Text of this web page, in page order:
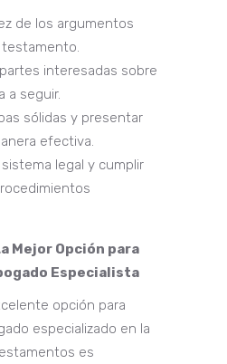
de los argumentos
testamento.
interesadas sobre
a seguir.
sólidas y presentar
efectiva.
legal y cumplir
Mejor Opción para
Especialista
opción para
especializado en la
es